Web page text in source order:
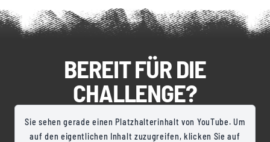
BEREIT FÜR DIE
CHALLENGE?
Sie sehen gerade einen Platzhalterinhalt von YouTube. Um
auf den eigentlichen Inhalt zuzugreifen, klicken Sie auf